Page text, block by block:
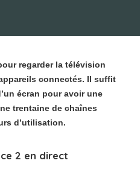
regarder la télévision
connectés. Il suffit
écran pour avoir une
trentaine de chaînes
d’utilisation.
2 en direct